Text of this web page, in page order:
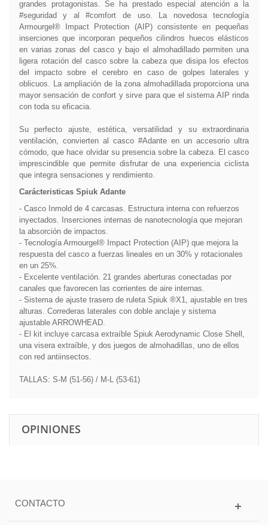
grandes protagonistas. Se ha prestado especial atención a la
#seguridad y al #comfort de uso. La novedosa tecnología
Armourgel® Impact Protection (AIP) consistente en pequeñas
inserciones que incorporan pequeños cilindros huecos elásticos
en varias zonas del casco y bajo el almohadillado permiten una
ligera rotación del casco sobre la cabeza que disipa los efectos
del impacto sobre el cerebro en caso de golpes laterales y
oblicuos. La ampliación de la zona almohadillada proporciona una
mayor sensación de confort y sirve para que el sistema AIP rinda
con toda su eficacia.
Su perfecto ajuste, estética, versatilidad y su extraordinaria
ventilación, convierten al casco #Adante en un accesorio ultra
cómodo, que hace olvidar su presencia sobre la cabeza. El casco
imprescindible que permite disfrutar de una experiencia ciclista
que integra sensaciones y rendimiento.
Carácteristicas Spiuk Adante
- Casco Inmold de 4 carcasas. Estructura interna con refuerzos
inyectados. Inserciones internas de nanotecnología que mejoran
la absorción de impactos.
- Tecnología Armourgel® Impact Protection (AIP) que mejora la
respuesta del casco a fuerzas lineales en un 30% y rotacionales
en un 25%.
- Excelente ventilación. 21 grandes aberturas conectadas por
canales que favorecen las corrientes de aire internas.
- Sistema de ajuste trasero de ruleta Spiuk ®X1, ajustable en tres
alturas. Correderas laterales con doble anclaje y sistema
ajustable ARROWHEAD.
- El kit incluye carcasa extraíble Spiuk Aerodynamic Close Shell,
una visera extraíble, y dos juegos de almohadillas, uno de ellos
con red antiinsectos.
TALLAS: S-M (51-56) / M-L (53-61)
OPINIONES
CONTACTO